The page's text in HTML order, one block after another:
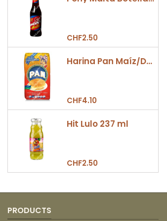
CHF2.50
Harina Pan Maíz/Dulce 500gr
CHF4.10
Hit Lulo 237 ml
CHF2.50
PRODUCTS